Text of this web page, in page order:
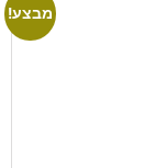
מבצע!